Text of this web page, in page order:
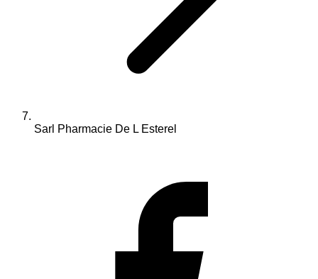
Sarl Pharmacie De L Esterel